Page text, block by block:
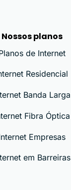
Nossos planos
de Internet
Residencial
Banda Larga
Fibra Óptica
Empresas
em Barreiras